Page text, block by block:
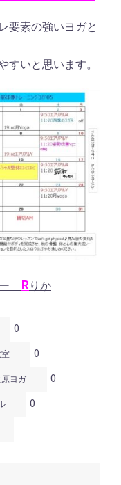
要素の強いヨガと
すいと思います。
ー Rりか
0
0
ヨガ 0
0